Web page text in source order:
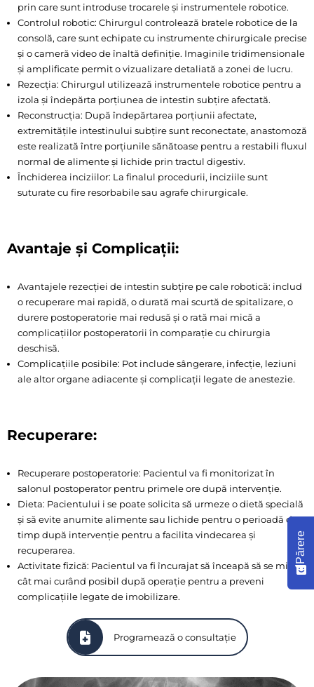
prin care sunt introduse trocarele și instrumentele robotice.
Controlul robotic: Chirurgul controlează bratele robotice de la
consolă, care sunt echipate cu instrumente chirurgicale precise
și o cameră video de înaltă definiție. Imaginile tridimensionale
și amplificate permit o vizualizare detaliată a zonei de lucru.
Rezecția: Chirurgul utilizează instrumentele robotice pentru a
izola și îndepărta porțiunea de intestin subțire afectată.
Reconstrucția: După îndepărtarea porțiunii afectate,
extremitățile intestinului subțire sunt reconectate, anastomoză
este realizată între porțiunile sănătoase pentru a restabili fluxul
normal de alimente și lichide prin tractul digestiv.
Închiderea inciziilor: La finalul procedurii, inciziile sunt
suturate cu fire resorbabile sau agrafe chirurgicale.
Avantaje și Complicații:
Avantajele rezecției de intestin subțire pe cale robotică: includ
o recuperare mai rapidă, o durată mai scurtă de spitalizare, o
durere postoperatorie mai redusă și o rată mai mică a
complicațiilor postoperatorii în comparație cu chirurgia
deschisă.
Complicațiile posibile: Pot include sângerare, infecție, leziuni
ale altor organe adiacente și complicații legate de anestezie.
Recuperare:
Recuperare postoperatorie: Pacientul va fi monitorizat în
salonul postoperator pentru primele ore după intervenție.
Dieta: Pacientului i se poate solicita să urmeze o dietă specială
și să evite anumite alimente sau lichide pentru o perioadă de
timp după intervenție pentru a facilita vindecarea și
recuperarea.
Activitate fizică: Pacientul va fi încurajat să înceapă să se miște
cât mai curând posibil după operație pentru a preveni
complicațiile legate de imobilizare.
Programează o consultație
Părere